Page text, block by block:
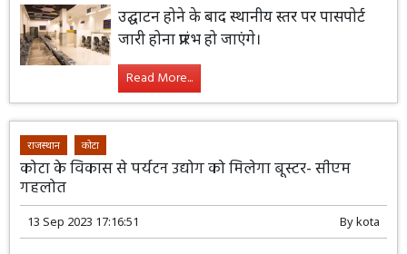
उद्घाटन होने के बाद स्थानीय स्तर पर पासपोर्ट
जारी होना प्रारंभ हो जाएंगे।
Read More...
राजस्थान कोटा
कोटा के विकास से पर्यटन उद्योग को मिलेगा बूस्टर- सीएम
गहलोत